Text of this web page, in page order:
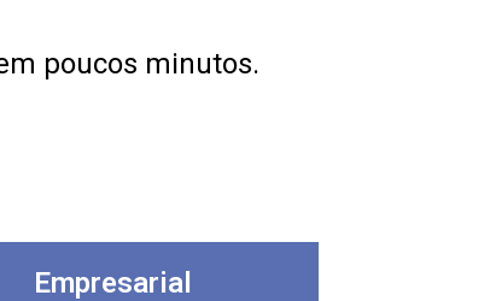
poucos minutos.
Empresarial